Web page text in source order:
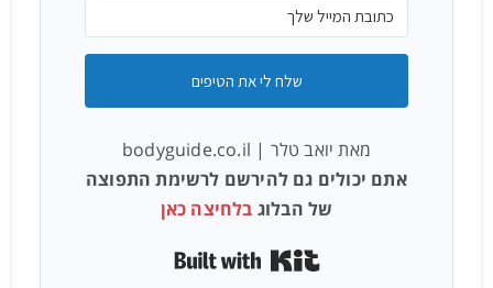
שלח לי את הטיפים
מאת יואב טלר | bodyguide.co.il
אתם יכולים גם להירשם לרשימת התפוצה
של הבלוג בלחיצה כאן